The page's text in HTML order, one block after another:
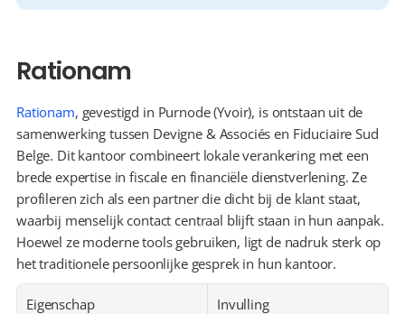
Rationam
Rationam, gevestigd in Purnode (Yvoir), is ontstaan uit de
samenwerking tussen Devigne & Associés en Fiduciaire Sud
Belge. Dit kantoor combineert lokale verankering met een
brede expertise in fiscale en financiële dienstverlening. Ze
profileren zich als een partner die dicht bij de klant staat,
waarbij menselijk contact centraal blijft staan in hun aanpak.
Hoewel ze moderne tools gebruiken, ligt de nadruk sterk op
het traditionele persoonlijke gesprek in hun kantoor.
Eigenschap Invulling